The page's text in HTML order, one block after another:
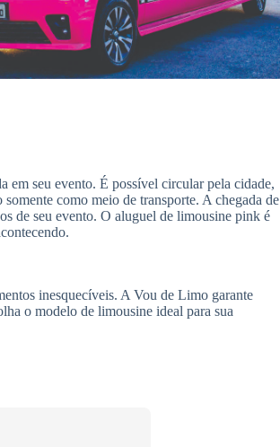
em seu evento. É possível circular pela cidade,
como meio de transporte. A chegada de
de seu evento. O aluguel de limousine pink é
inesquecíveis. A Vou de Limo garante
o modelo de limousine ideal para sua